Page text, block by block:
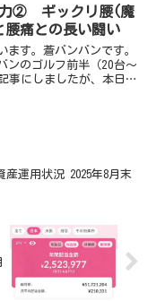
渡されます。仕事はメー
たが、...
力② ギックリ腰(魔
腰痛との長い闘い
ます。蒼バンバンです。
ンのゴルフ前半（20台～
事にしましたが、本日
産運用状況 2025年8月末